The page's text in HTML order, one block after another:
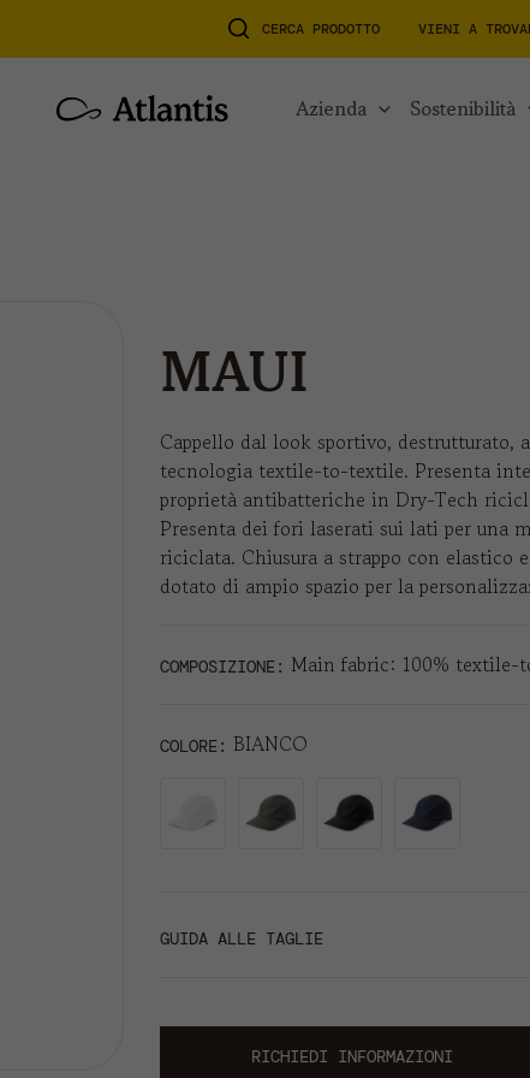
CERCA PRODOTTO VIENI A
azienda sostenibilità
MAUI
Cappello dal look sportivo,
tecnologia textile-to-textile. Presenta
proprietà antibatteriche in Dry-Tech
Presenta dei fori laserati sui lati per una
riciclata. Chiusura a strappo con
dotato di ampio spazio per la
COMPOSIZIONE: Main fabric: 100% textile-
COLORE BIANCO
GUIDA ALLE TAGLIE
RICHIEDI INFORMAZIONI